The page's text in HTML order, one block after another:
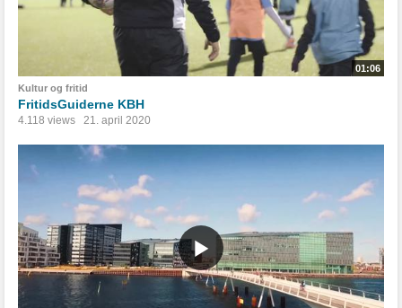
01:06
Kultur og fritid
FritidsGuiderne KBH
4.118 views 21. april 2020